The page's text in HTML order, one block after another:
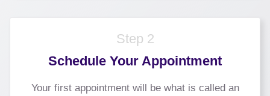
Step 2
Schedule Your Appointment
Your first appointment will be what is called an